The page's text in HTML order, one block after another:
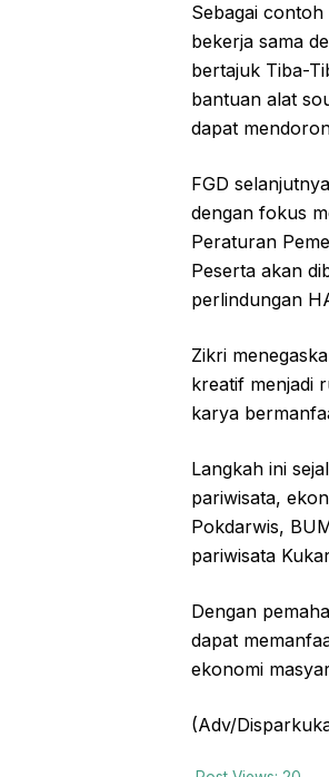
Sebagai
bekerja sama
bertajuk Tiba-
bantuan alat
dapat
FGD
dengan fokus
Peraturan
Peserta akan
perlindungan
Zikri
kreatif menjadi
karya
Langkah ini
pariwisata,
Pokdarwis,
pariwisata
Dengan
dapat
ekonomi
(Adv/